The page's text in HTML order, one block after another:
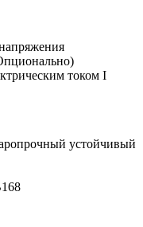
током I
устойчивый